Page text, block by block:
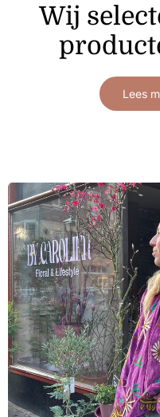
Wij
Lees